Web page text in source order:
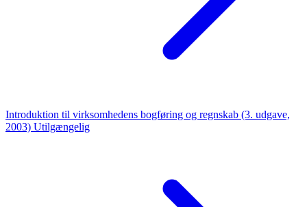
Introduktion til virksomhedens bogføring og regnskab (3. udgave,
2003) Utilgængelig